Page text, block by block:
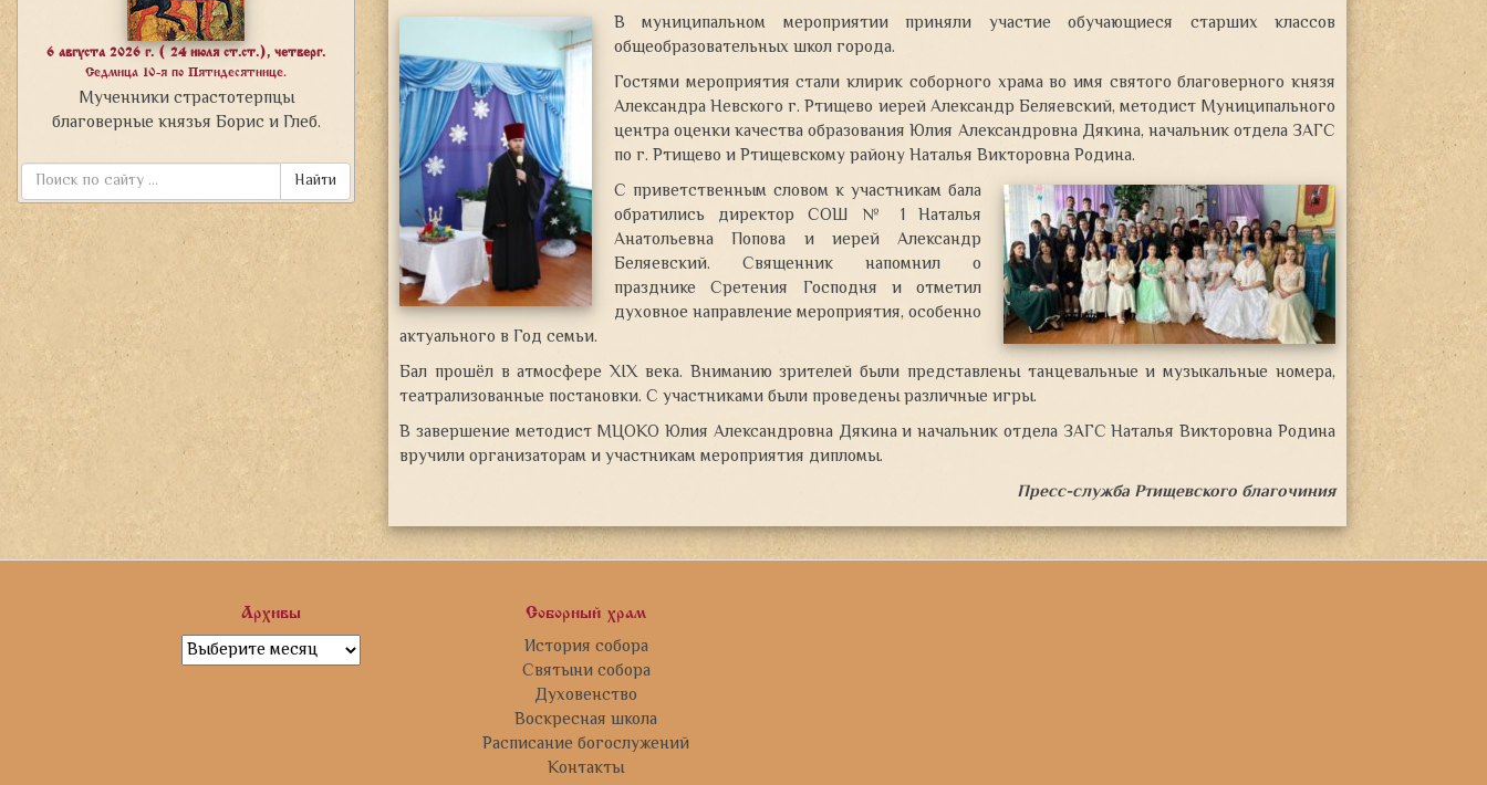
6 августа 2026 г. ( 24 июля ст.ст.), четверг.
Седмица 10-я по Пятидесятнице.
Мученники страстотерпцы
благоверные князья Борис и Глеб.
Найти
В муниципальном мероприятии приняли участие обучающиеся старших классов
общеобразовательных школ города.
Гостями мероприятия стали клирик соборного храма во имя святого благоверного князя
Александра Невского г. Ртищево иерей Александр Беляевский, методист Муниципального
центра оценки качества образования Юлия Александровна Дякина, начальник отдела ЗАГС
по г. Ртищево и Ртищевскому району Наталья Викторовна Родина.
С приветственным словом к участникам бала
обратились директор СОШ № 1 Наталья
Анатольевна Попова и иерей Александр
Беляевский. Священник напомнил о
празднике Сретения Господня и отметил
духовное направление мероприятия, особенно
актуального в Год семьи.
Бал прошёл в атмосфере XIX века. Вниманию зрителей были представлены танцевальные и музыкальные номера,
театрализованные постановки. С участниками были проведены различные игры.
В завершение методист МЦОКО Юлия Александровна Дякина и начальник отдела ЗАГС Наталья Викторовна Родина
вручили организаторам и участникам мероприятия дипломы.
Пресс-служба Ртищевского благочиния
Архивы
Архивы
Соборный храм
История собора
Святыни собора
Духовенство
Воскресная школа
Расписание богослужений
Контакты